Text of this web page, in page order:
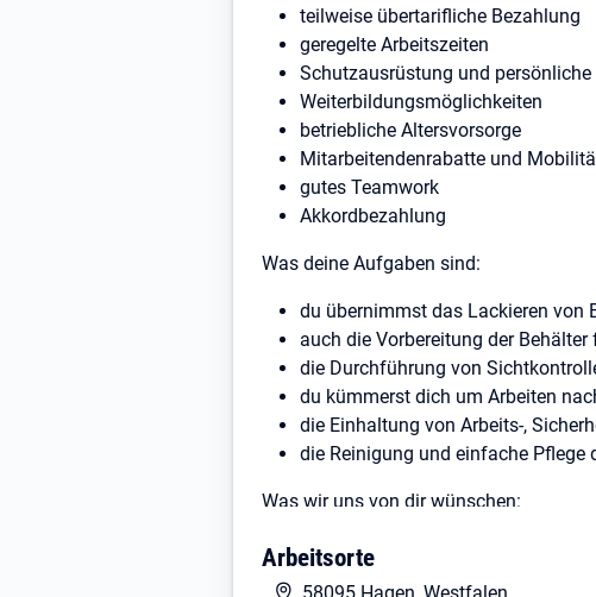
teilweise übertarifliche Bezahlung
geregelte Arbeitszeiten
Schutzausrüstung und persönliche
Weiterbildungsmöglichkeiten
betriebliche Altersvorsorge
Mitarbeitendenrabatte und
gutes Teamwork
Akkordbezahlung
Was deine Aufgaben sind:
du übernimmst das Lackieren von
auch die Vorbereitung der
die Durchführung von
du kümmerst dich um Arbeiten
die Einhaltung von Arbeits-,
die Reinigung und einfache Pflege
Was wir uns von dir wünschen:
du verfügst über eine
Arbeitsorte